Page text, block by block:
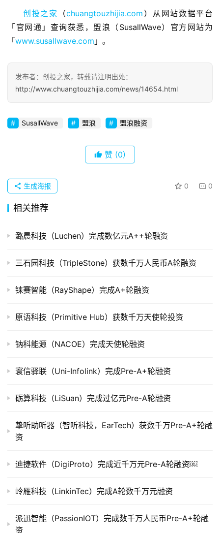
商
察
创
企
牌
发
布
并
组
公
上
投
据
创
业
学
创投之家 （chuangtouzhijia.com ）从网站数据平台
「官网通」查询获悉，盟浪（SusallWave）官方网站为
「www.susallwave.com 」。
发布者：创投之家，转载请注明出处：
http://www.chuangtouzhijia.com/news/14654.html
SusallWave 盟浪 盟浪融资
赞 (0)
0 0
生成海报
相关推荐
潞晨科技（Luchen）完成数亿元A++轮融资
三石园科技（TripleStone）获数千万人民币A轮融资
铼赛智能（RayShape）完成A+轮融资
原语科技（Primitive Hub）获数千万天使轮投资
钠科能源（NACOE）完成天使轮融资
寰信驿联（Uni-Infolink）完成Pre-A+轮融资
砺算科技（LiSuan）完成过亿元Pre-A轮融资
挚听助听器（智听科技，EarTech）获数千万Pre-A+轮融
资
迪捷软件（DigiProto）完成近千万元Pre-A轮融资￼
岭雁科技（LinkinTec）完成A轮数千万元融资
派迅智能（PassionIOT）完成数千万人民币Pre-A+轮融
资